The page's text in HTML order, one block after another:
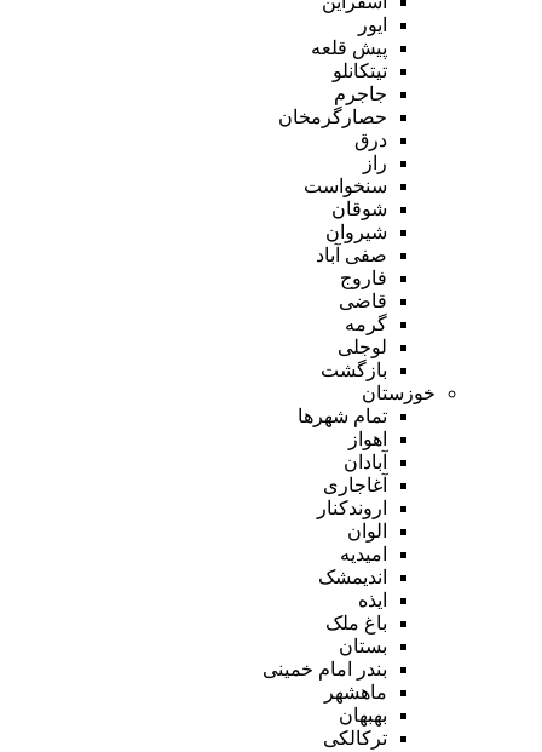
ایور
پیش قلعه
تیتکانلو
جاجرم
حصارگرمخان
درق
راز
سنخواست
شوقان
شیروان
صفی آباد
فاروج
قاضی
گرمه
لوجلی
بازگشت
خوزستان
تمام شهر‌ها
اهواز
آبادان
آغاجاری
اروندکنار
الوان
امیدیه
اندیمشک
ایذه
باغ ملک
بستان
بندر امام خمینی
ماهشهر
بهبهان
ترکالکی